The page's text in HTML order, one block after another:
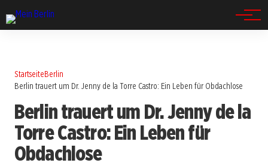
StartseiteBerlin
Berlin trauert um Dr. Jenny de la Torre Castro: Ein Leben für Obdachlose
Berlin trauert um Dr. Jenny de la
Torre Castro: Ein Leben für
Obdachlose